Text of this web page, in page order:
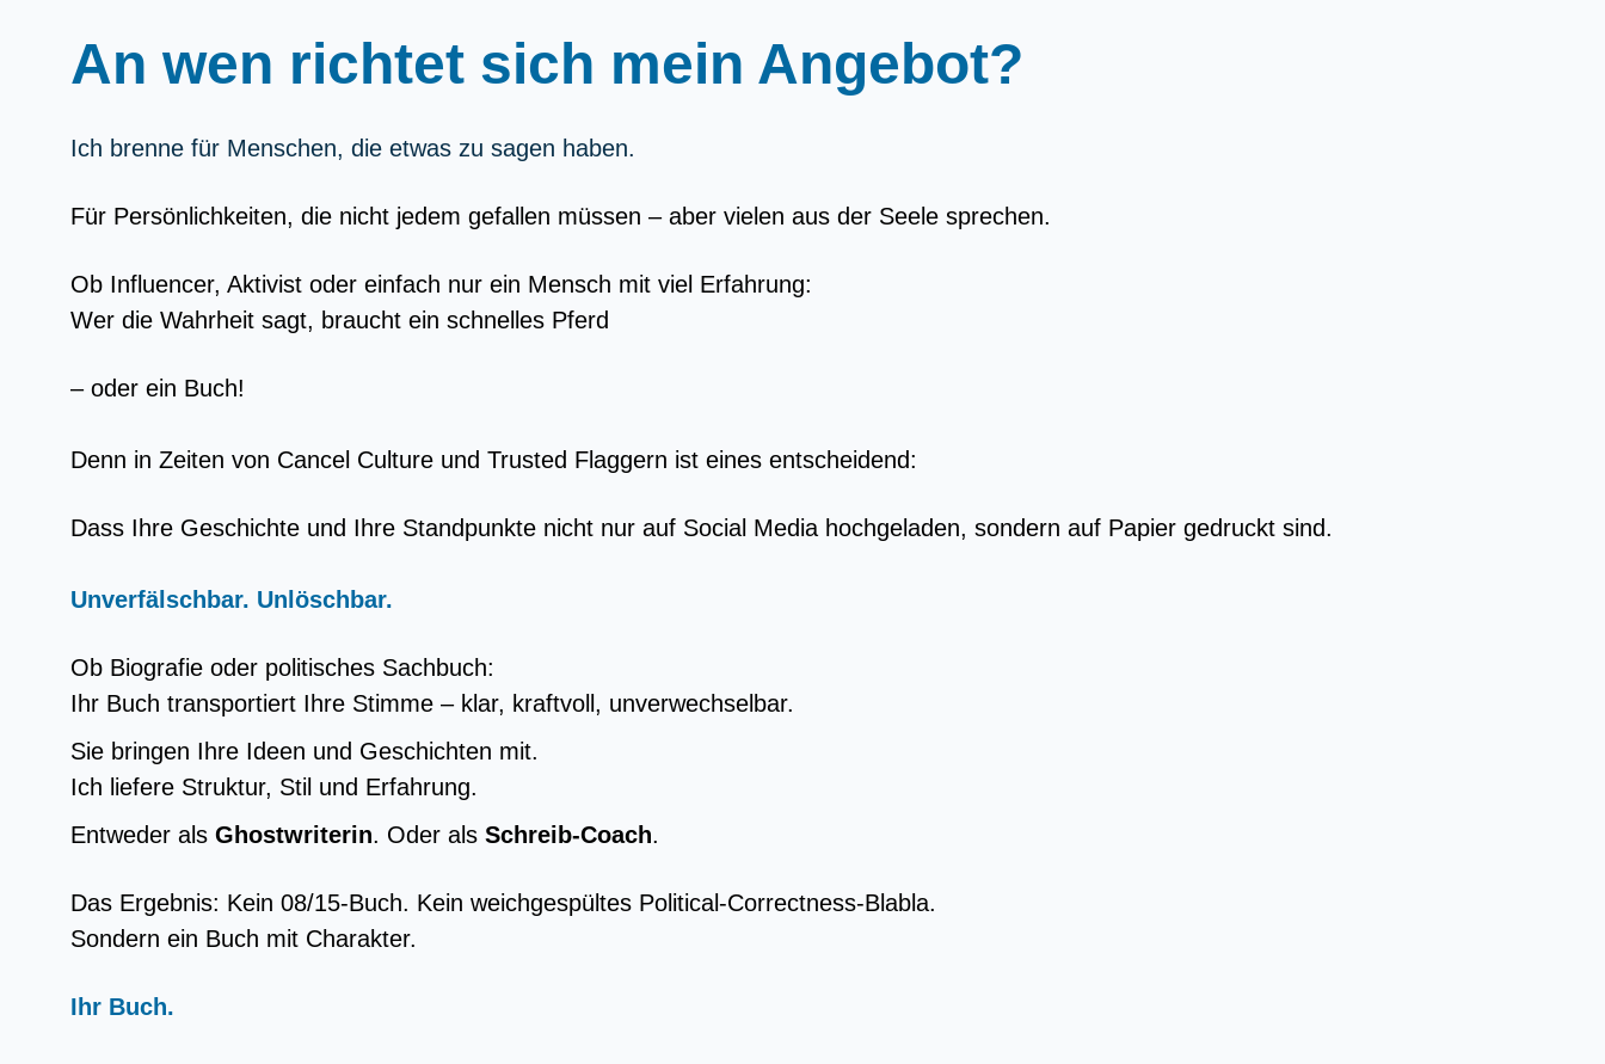
An wen richtet sich mein Angebot?
Ich brenne für Menschen, die etwas zu sagen haben.
Für Persönlichkeiten, die nicht jedem gefallen müssen – aber vielen aus der Seele sprechen.
Ob Influencer, Aktivist oder einfach nur ein Mensch mit viel Erfahrung:
Wer die Wahrheit sagt, braucht ein schnelles Pferd
– oder ein Buch!
Denn in Zeiten von Cancel Culture und Trusted Flaggern ist eines entscheidend:
Dass Ihre Geschichte und Ihre Standpunkte nicht nur auf Social Media hochgeladen, sondern auf Papier gedruckt sind.
Unverfälschbar. Unlöschbar.
Ob Biografie oder politisches Sachbuch:
Ihr Buch transportiert Ihre Stimme – klar, kraftvoll, unverwechselbar.
Sie bringen Ihre Ideen und Geschichten mit.
Ich liefere Struktur, Stil und Erfahrung.
Entweder als Ghostwriterin. Oder als Schreib-Coach.
Das Ergebnis: Kein 08/15‑Buch. Kein weichgespültes Political-Correctness-Blabla.
Sondern ein Buch mit Charakter.
Ihr Buch.